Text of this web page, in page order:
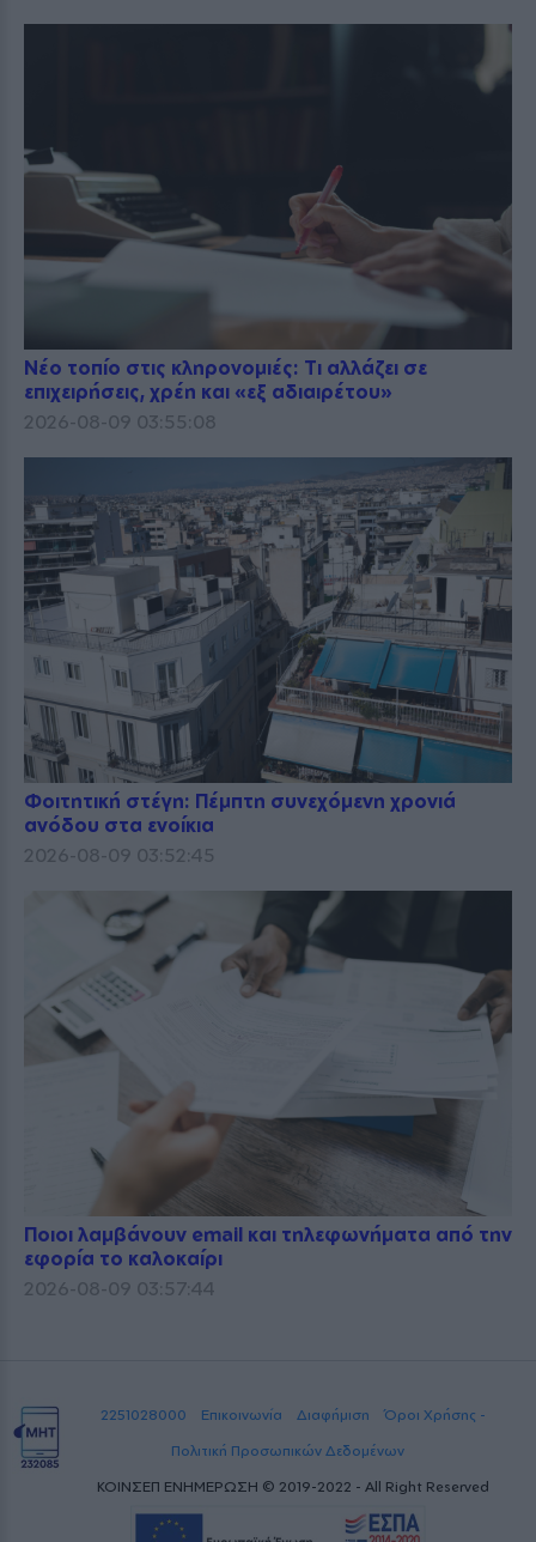
Νέο τοπίο στις κληρονομιές: Τι αλλάζει σε
επιχειρήσεις, χρέη και «εξ αδιαιρέτου»
2026-08-09 03:55:08
Φοιτητική στέγη: Πέμπτη συνεχόμενη χρονιά
ανόδου στα ενοίκια
2026-08-09 03:52:45
Ποιοι λαμβάνουν email και τηλεφωνήματα από την
εφορία το καλοκαίρι
2026-08-09 03:57:44
2251028000 Επικοινωνία Διαφήμιση
Όροι Χρήσης -
Πολιτική Προσωπικών Δεδομένων
ΚΟΙΝΣΕΠ ΕΝΗΜΕΡΩΣΗ © 2019-2022 - All Right Reserved